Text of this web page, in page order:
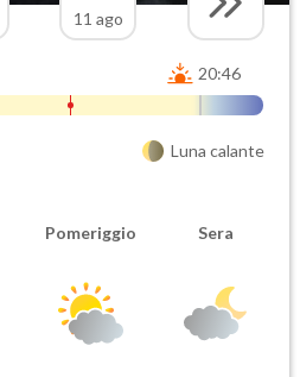
11 ago
20:46
Luna calante
Pomeriggio Sera